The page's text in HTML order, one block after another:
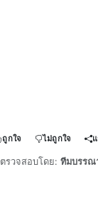
ถูกใจ ไม่ถูกใจ
ตรวจสอบโดย: ทีมบรรณ